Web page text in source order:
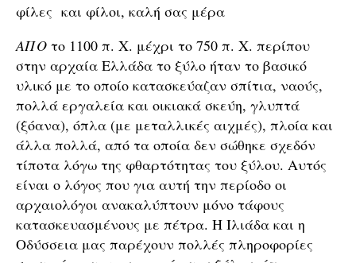
φίλες και φίλοι, καλή σας μέρα
ΑΠΟ το 1100 π. Χ. μέχρι το 750 π. Χ. περίπου
στην αρχαία Ελλάδα το ξύλο ήταν το βασικό
υλικό με το οποίο κατασκεύαζαν σπίτια, ναούς,
πολλά εργαλεία και οικιακά σκεύη, γλυπτά
(ξόανα), όπλα (με μεταλλικές αιχμές), πλοία και
άλλα πολλά, από τα οποία δεν σώθηκε σχεδόν
τίποτα λόγω της φθαρτότητας του ξύλου. Αυτός
είναι ο λόγος που για αυτή την περίοδο οι
αρχαιολόγοι ανακαλύπτουν μόνο τάφους
κατασκευασμένους με πέτρα. Η Ιλιάδα και η
Οδύσσεια μας παρέχουν πολλές πληροφορίες